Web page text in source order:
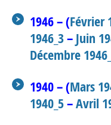
1946 – (Février
1946_3– Juin
Décembre
1940 – (Mars
1940_5–Avril